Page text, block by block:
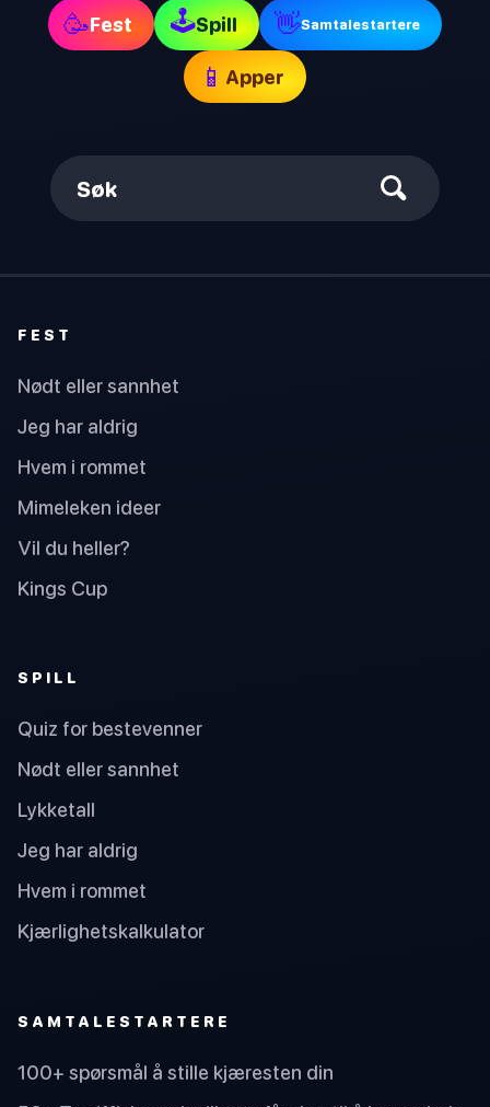
🥳Fest 🕹Spill 👋Samtalestartere
📱 Apper
Søk
FEST
Nødt eller sannhet
Jeg har aldrig
Hvem i rommet
Mimeleken ideer
Vil du heller?
Kings Cup
SPILL
Quiz for bestevenner
Nødt eller sannhet
Lykketall
Jeg har aldrig
Hvem i rommet
Kjærlighetskalkulator
SAMTALESTARTERE
100+ spørsmål å stille kjæresten din